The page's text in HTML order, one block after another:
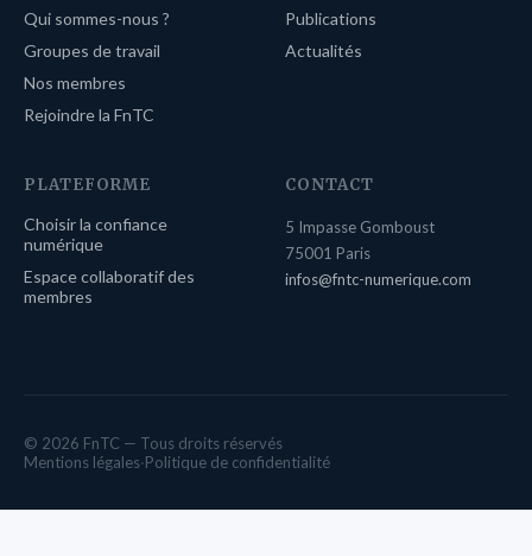
Qui sommes-nous ?
Groupes de travail
Nos membres
Rejoindre la FnTC
Publications
Actualités
PLATEFORME
Choisir la confiance
numérique
Espace collaboratif des
membres
CONTACT
5 Impasse Gomboust
75001 Paris
infos@fntc-numerique.com
© 2026 FnTC — Tous droits réservés
Mentions légales·Politique de confidentialité